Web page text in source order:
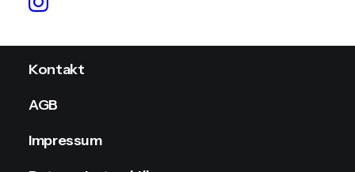
Info
Kontakt
AGB
Impressum